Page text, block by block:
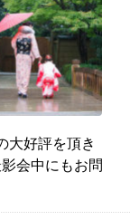
大好評を頂き
会中にもお問